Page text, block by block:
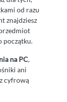
od razu
znajdziesz
początku.
na PC,
ani
cyfrową